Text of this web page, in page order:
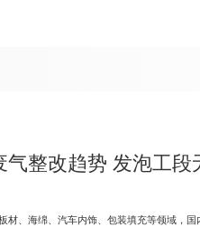
气整改趋势 发泡工
材、海绵、汽车内饰、包装填充等领域，